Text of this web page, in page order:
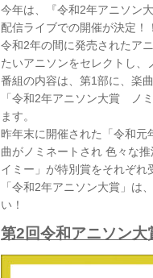
今年は、『令和2年アニソン
配信ライブでの開催が決定！！
令和2年の間に発売されたア
たいアニソンをセレクトし、
番組の内容は、第1部に、楽
「令和2年アニソン大賞 ノ
ます。
昨年末に開催された「令和
曲がノミネートされ 色々な
イミー」が特別賞をそれぞれ
「令和2年アニソン大賞」は
い！
第2回令和アニソン大